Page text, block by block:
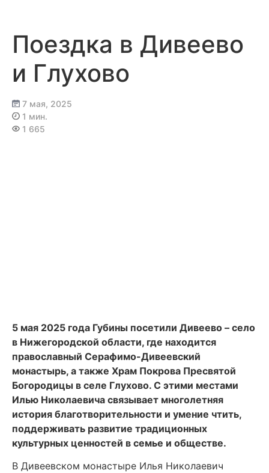
содержимому
Поездка в Дивеево
и Глухово
7 мая, 2025
1 мин.
1 665
5 мая 2025 года Губины посетили Дивеево – село
в Нижегородской области, где находится
православный Серафимо-Дивеевский
монастырь, а также Храм Покрова Пресвятой
Богородицы в селе Глухово. С этими местами
Илью Николаевича связывает многолетняя
история благотворительности и умение чтить,
поддерживать развитие традиционных
культурных ценностей в семье и обществе.
В Дивеевском монастыре Илья Николаевич